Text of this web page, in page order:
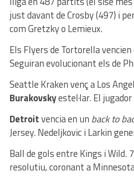
just davant de Crosby (497) i
com Gretzky o Lemieux.
Els Flyers de Tortorella
Seguiran evolucionant els de
Seattle Kraken venç a Los
Burakovskyestel·lar. El
Detroitvencia en un back to
Jersey. Nedeljkovic i Larkin
Ball de gols entre Kings i Wild.
resolutiu, coronant a